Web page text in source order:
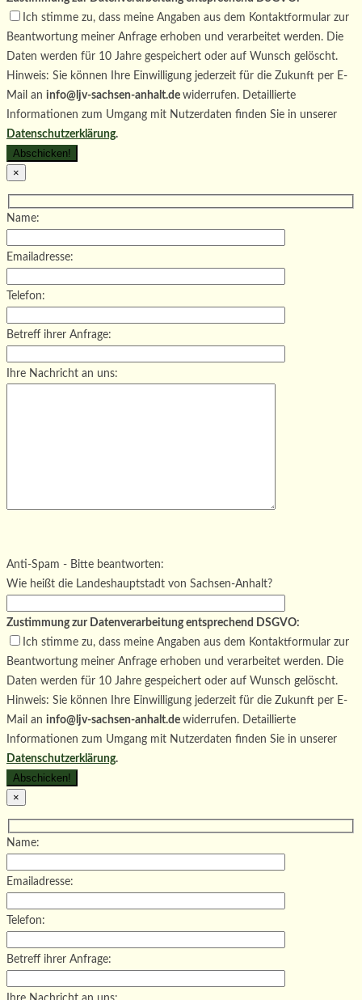
Ich stimme zu, dass meine Angaben aus dem Kontaktformular zur
Beantwortung meiner Anfrage erhoben und verarbeitet werden. Die
Daten werden für 10 Jahre gespeichert oder auf Wunsch gelöscht.
Hinweis: Sie können Ihre Einwilligung jederzeit für die Zukunft per E-
Mail an info@ljv-sachsen-anhalt.de widerrufen. Detaillierte
Informationen zum Umgang mit Nutzerdaten finden Sie in unserer
Datenschutzerklärung.
×
Name:
Emailadresse:
Telefon:
Betreff ihrer Anfrage:
Ihre Nachricht an uns:
Bitte lasse dieses Feld leer.
Anti-Spam - Bitte beantworten:
Wie heißt die Landeshauptstadt von Sachsen-Anhalt?
Zustimmung zur Datenverarbeitung entsprechend DSGVO:
Ich stimme zu, dass meine Angaben aus dem Kontaktformular zur
Beantwortung meiner Anfrage erhoben und verarbeitet werden. Die
Daten werden für 10 Jahre gespeichert oder auf Wunsch gelöscht.
Hinweis: Sie können Ihre Einwilligung jederzeit für die Zukunft per E-
Mail an info@ljv-sachsen-anhalt.de widerrufen. Detaillierte
Informationen zum Umgang mit Nutzerdaten finden Sie in unserer
Datenschutzerklärung.
×
Name:
Emailadresse:
Telefon:
Betreff ihrer Anfrage: